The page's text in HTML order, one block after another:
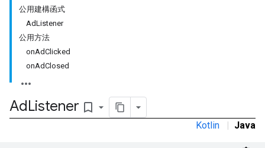
公用建構函式
AdListener
公用方法
onAdClicked
onAdClosed
AdListener bookmark_border
Kotlin | Java